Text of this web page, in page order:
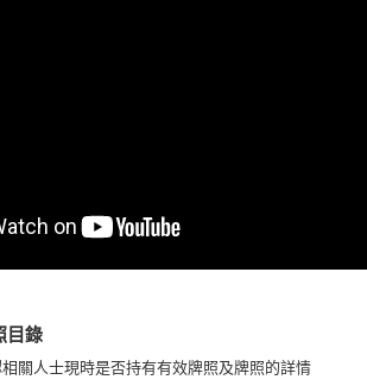
目錄
關人士現時是否持有有效牌照及牌照的詳情